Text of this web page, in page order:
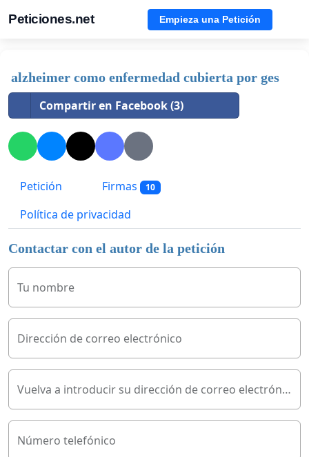
Peticiones.net Empieza una Petición
alzheimer como enfermedad cubierta por ges
Compartir en Facebook (3)
Petición Firmas 10
Política de privacidad
Contactar con el autor de la petición
Tu nombre
Dirección de correo electrónico
Vuelva a introducir su dirección de correo electrónico
Número telefónico